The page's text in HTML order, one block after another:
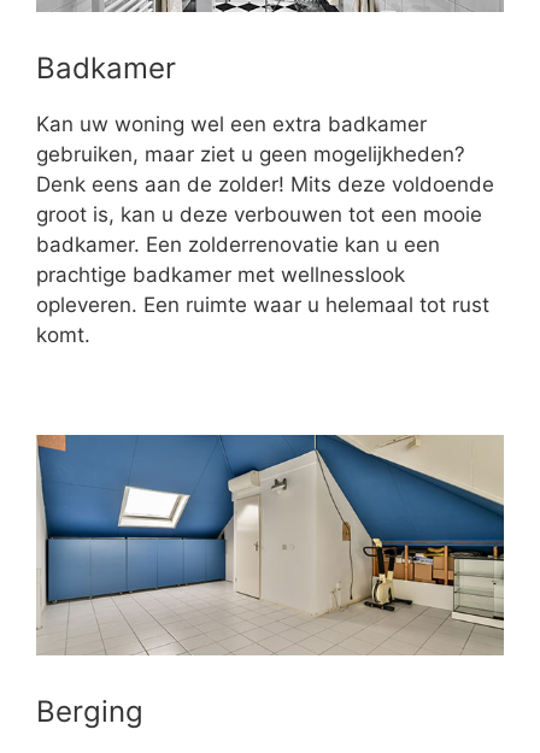
Badkamer
Kan uw woning wel een extra badkamer
gebruiken, maar ziet u geen mogelijkheden?
Denk eens aan de zolder! Mits deze voldoende
groot is, kan u deze verbouwen tot een mooie
badkamer. Een zolderrenovatie kan u een
prachtige badkamer met wellnesslook
opleveren. Een ruimte waar u helemaal tot rust
komt.
Berging